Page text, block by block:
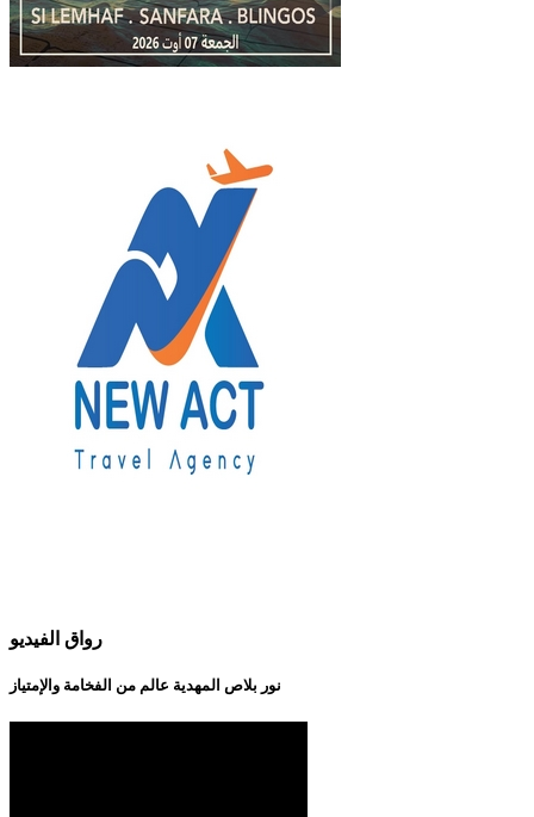
رواق الفيديو
نور بلاص المهدية عالم من الفخامة والإمتياز